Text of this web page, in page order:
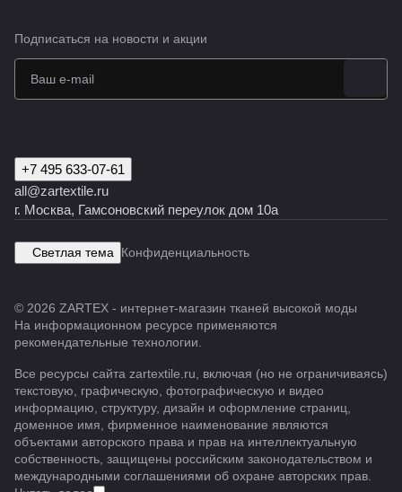
Подписаться на новости и акции
+7 495 633-07-61
all@zartextile.ru
г. Москва, Гамсоновский переулок дом 10а
Светлая тема Конфиденциальность
© 2026 ZARTEX - интернет-магазин тканей высокой моды
На информационном ресурсе применяются
рекомендательные технологии
Все ресурсы сайта zartextile.ru, включая (но не ограничиваясь)
текстовую, графическую, фотографическую и видео
информацию, структуру, дизайн и оформление страниц,
доменное имя, фирменное наименование являются
объектами авторского права и прав на интеллектуальную
собственность, защищены российским законодательством и
международными соглашениями об охране авторских прав.